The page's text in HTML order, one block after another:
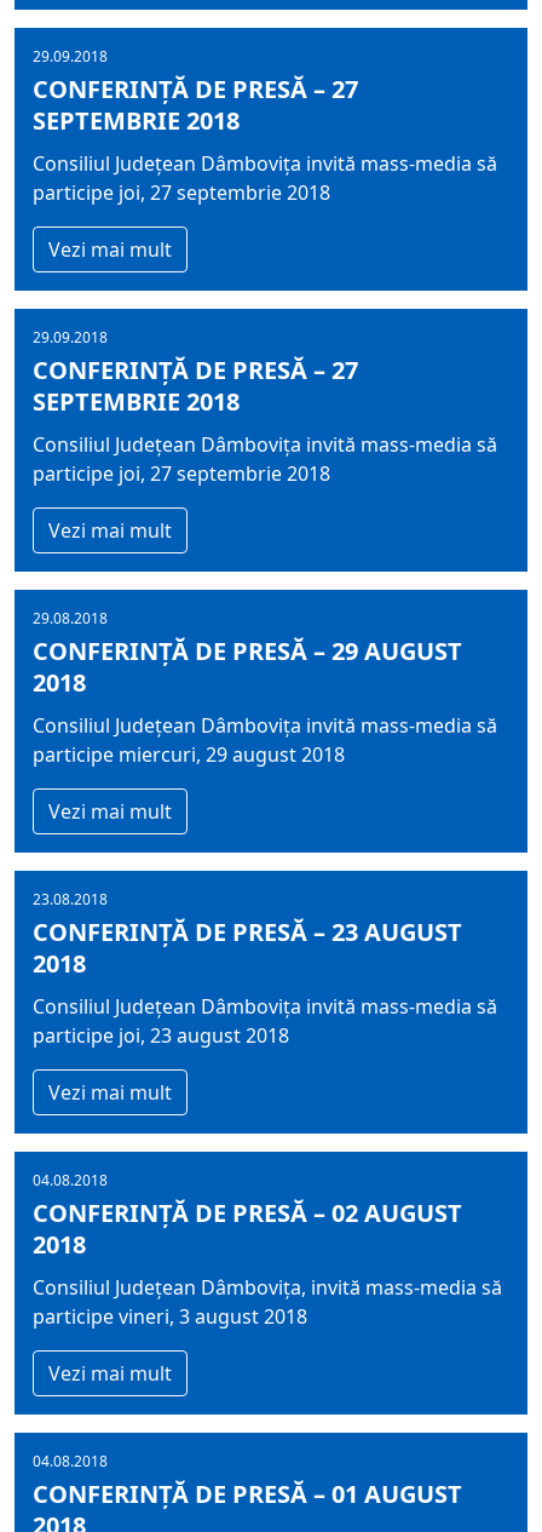
29.09.2018
CONFERINȚĂ DE PRESĂ – 27
SEPTEMBRIE 2018
Consiliul Județean Dâmbovița invită mass-media să
participe joi, 27 septembrie 2018
Vezi mai mult
29.09.2018
CONFERINȚĂ DE PRESĂ – 27
SEPTEMBRIE 2018
Consiliul Județean Dâmbovița invită mass-media să
participe joi, 27 septembrie 2018
Vezi mai mult
29.08.2018
CONFERINȚĂ DE PRESĂ – 29 AUGUST
2018
Consiliul Județean Dâmbovița invită mass-media să
participe miercuri, 29 august 2018
Vezi mai mult
23.08.2018
CONFERINȚĂ DE PRESĂ – 23 AUGUST
2018
Consiliul Județean Dâmbovița invită mass-media să
participe joi, 23 august 2018
Vezi mai mult
04.08.2018
CONFERINȚĂ DE PRESĂ – 02 AUGUST
2018
Consiliul Județean Dâmbovița, invită mass-media să
participe vineri, 3 august 2018
Vezi mai mult
04.08.2018
CONFERINȚĂ DE PRESĂ – 01 AUGUST
2018